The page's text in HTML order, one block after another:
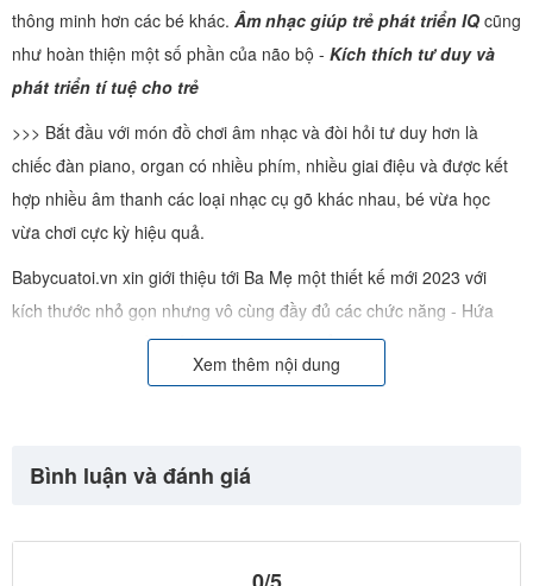
thông minh hơn các bé khác. Âm nhạc giúp trẻ phát triển IQ cũng
như hoàn thiện một số phần của não bộ - Kích thích tư duy và
phát triển tí tuệ cho trẻ
>>> Bắt đầu với món đồ chơi âm nhạc và đòi hỏi tư duy hơn là
chiếc đàn piano, organ có nhiều phím, nhiều giai điệu và được kết
hợp nhiều âm thanh các loại nhạc cụ gõ khác nhau, bé vừa học
vừa chơi cực kỳ hiệu quả.
Babycuatoi.vn xin giới thiệu tới Ba Mẹ một thiết kế mới 2023 với
kích thước nhỏ gọn nhưng vô cùng đầy đủ các chức năng - Hứa
hẹn là món quà đầy bất ngờ và vô cùng bổ ích cho bé yêu nhà bạn
Xem thêm nội dung
Bình luận và đánh giá